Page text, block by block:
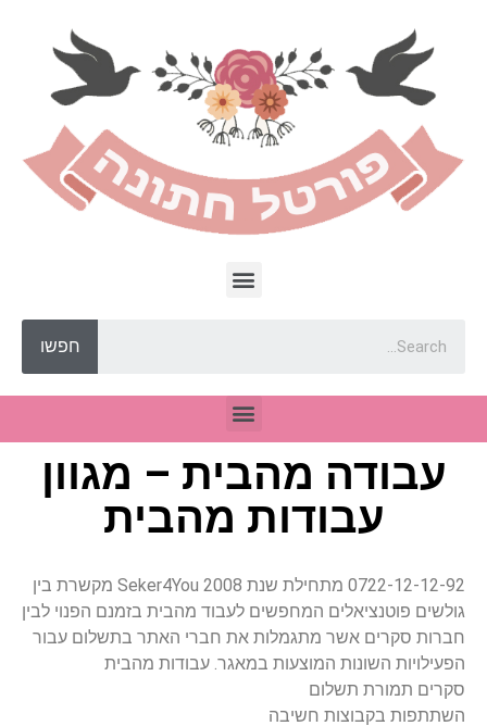
חפשו
עבודה מהבית – מגוון
עבודות מהבית
0722-12-12-92 מתחילת שנת 2008 Seker4You מקשרת בין
גולשים פוטנציאלים המחפשים לעבוד מהבית בזמנם הפנוי לבין
חברות סקרים אשר מתגמלות את חברי האתר בתשלום עבור
הפעילויות השונות המוצעות במאגר. עבודות מהבית
סקרים תמורת תשלום
השתתפות בקבוצות חשיבה